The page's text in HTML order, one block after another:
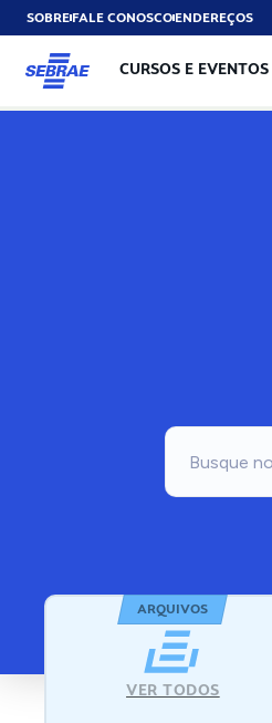
SOBREFALE CONOSCOENDEREÇOS
CURSOS E EVENTOS
ARQUIVOS
VER TODOS